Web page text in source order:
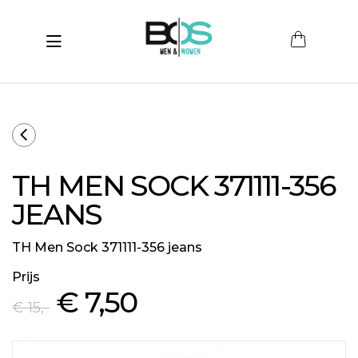
(Men)
(Sale)
Toggle navigation
TH MEN SOCK 371111-356
JEANS
TH Men Sock 371111-356 jeans
Prijs
€ 15,- € 7,50